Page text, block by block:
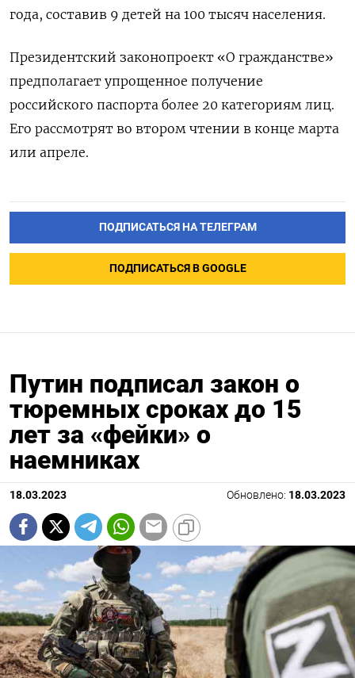
года, составив 9 детей на 100 тысяч населения.
Президентский законопроект «О гражданстве»
предполагает упрощенное получение
российского паспорта более 20 категориям лиц.
Его рассмотрят во втором чтении в конце марта
или апреле.
ПОДПИСАТЬСЯ НА ТЕЛЕГРАМ
ПОДПИСАТЬСЯ В GOOGLE
Путин подписал закон о
тюремных сроках до 15
лет за «фейки» о
наемниках
18.03.2023 Обновлено: 18.03.2023